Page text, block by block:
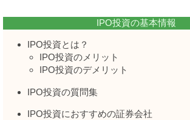
IPO投資の基本情報
IPO投資とは？
IPO投資のメリット
IPO投資のデメリット
IPO投資の質問集
IPO投資におすすめの証券会社